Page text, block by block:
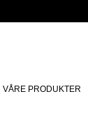
VÅRE PRODUKTER